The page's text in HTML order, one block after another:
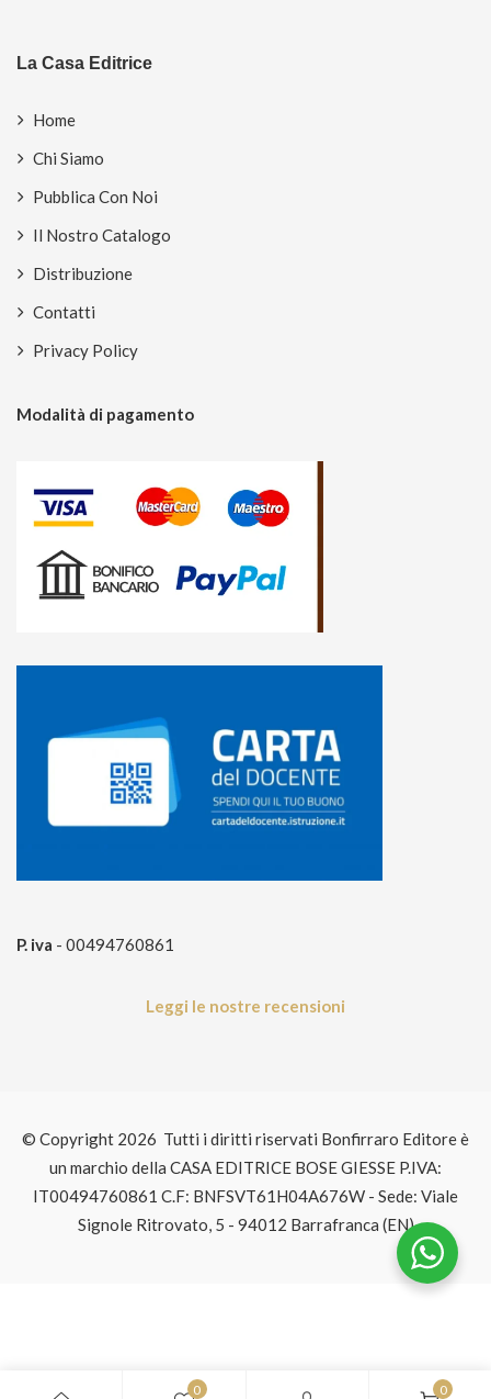
0 0
La Casa Editrice
Home
Chi Siamo
Pubblica Con Noi
Il Nostro Catalogo
Distribuzione
Contatti
Privacy Policy
Modalità di pagamento
P. iva - 00494760861
Leggi le nostre recensioni
© Copyright 2026 Tutti i diritti riservati Bonfirraro Editore è
un marchio della CASA EDITRICE BOSE GIESSE P.IVA:
IT00494760861 C.F: BNFSVT61H04A676W - Sede: Viale
Signole Ritrovato, 5 - 94012 Barrafranca (EN)